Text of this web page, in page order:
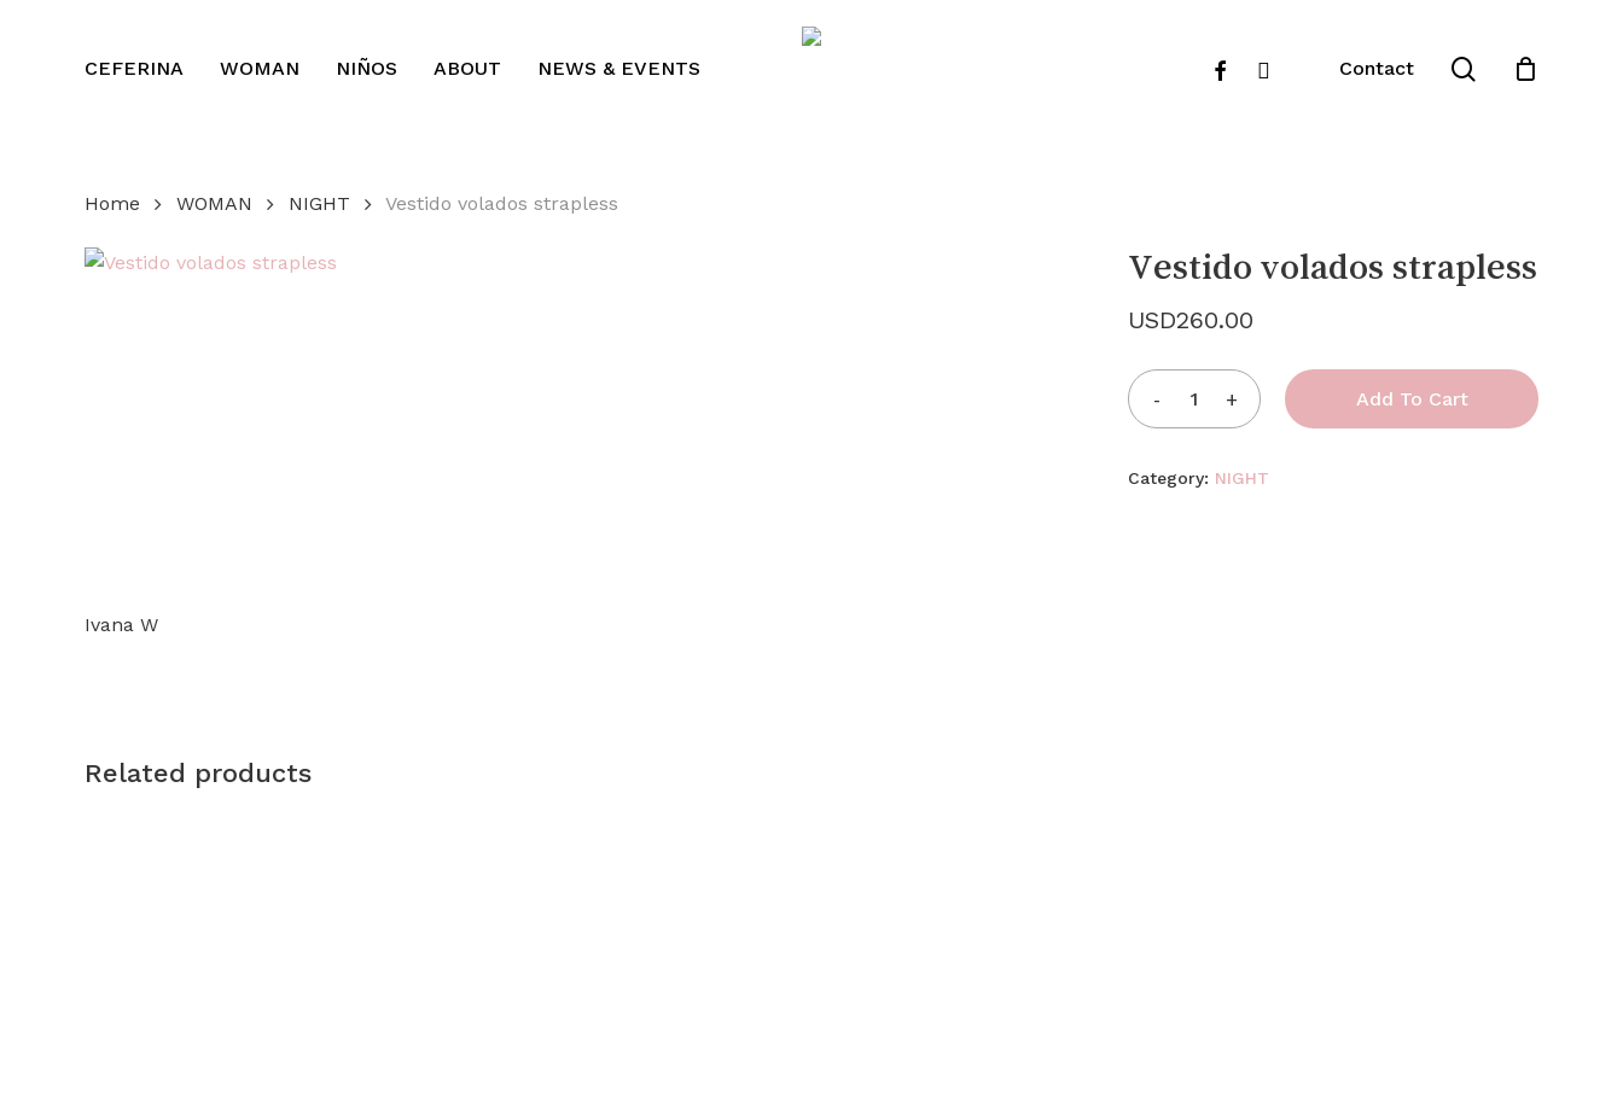
CEFERINA WOMAN NIÑOS ABOUT NEWS & EVENTS Contact search
facebookinstagram
Home WOMAN NIGHT Vestido volados strapless
Vestido volados strapless
USD260.00
Add To Cart
Category: NIGHT
Ivana W
Related products